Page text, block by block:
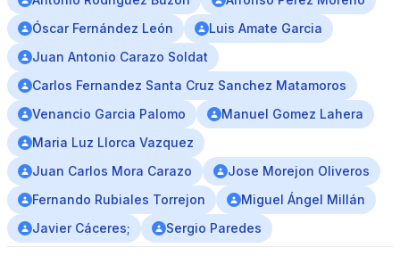
Óscar Fernández León
Luis Amate Garcia
Juan Antonio Carazo Soldat
Carlos Fernandez Santa Cruz Sanchez Matamoros
Venancio Garcia Palomo
Manuel Gomez Lahera
Maria Luz Llorca Vazquez
Juan Carlos Mora Carazo
Jose Morejon Oliveros
Fernando Rubiales Torrejon
Miguel Ángel Millán
Javier Cáceres;
Sergio Paredes